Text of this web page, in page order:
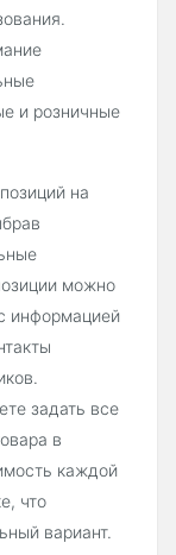
и розничные
на
можно
информацией
задать все
в
каждой
что
вариант.